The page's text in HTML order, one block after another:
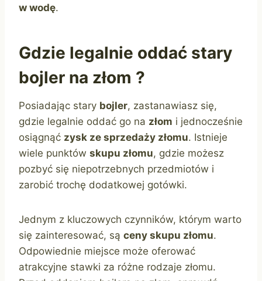
w wodę.
Gdzie legalnie oddać stary
bojler na złom ?
Posiadając stary bojler, zastanawiasz się,
gdzie legalnie oddać go na złom i jednocześnie
osiągnąć zysk ze sprzedaży złomu. Istnieje
wiele punktów skupu złomu, gdzie możesz
pozbyć się niepotrzebnych przedmiotów i
zarobić trochę dodatkowej gotówki.
Jednym z kluczowych czynników, którym warto
się zainteresować, są ceny skupu złomu.
Odpowiednie miejsce może oferować
atrakcyjne stawki za różne rodzaje złomu.